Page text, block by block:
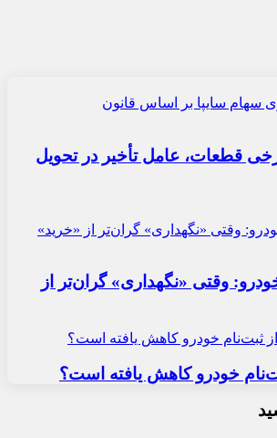
قطعات، عامل تأخیر در تحویل
وقتی «نگهداری» گران‌تر از
خودرو کاهش یافته است؟